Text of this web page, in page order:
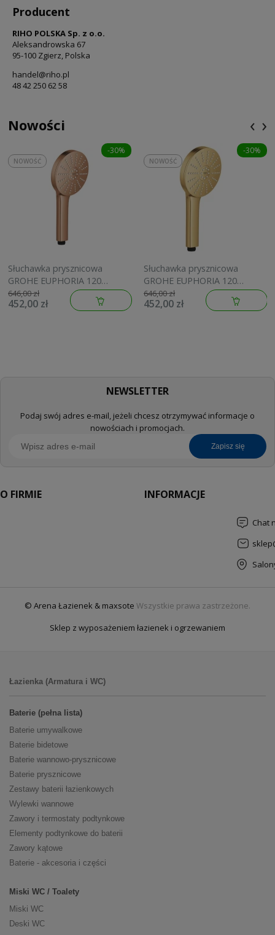
Producent
RIHO POLSKA Sp. z o.o.
Aleksandrowska 67
95-100 Zgierz, Polska
handel@riho.pl
48 42 250 62 58
Nowości
-30%
Słuchawka prysznicowa
GROHE EUPHORIA 120
brushed warm sunset
134883DL00
646,00 zł
452,00 zł
NOWOŚĆ
-30%
Słuchawka prysznicowa
GROHE EUPHORIA 120
brushed cool sunrise
134883GN00
646,00 zł
452,00 zł
NOWOŚĆ
‹ ›
NEWSLETTER
Podaj swój adres e-mail, jeżeli chcesz otrzymywać informacje o
nowościach i promocjach.
zapisz się
O FIRMIE INFORMACJE
Chat
© Arena Łazienek & maxsote Wszystkie prawa zastrzeżone.
Sklep z wyposażeniem łazienek i ogrzewaniem
Łazienka (Armatura i WC)
Baterie (pełna lista)
Baterie umywalkowe
Baterie bidetowe
Baterie wannowo-prysznicowe
Baterie prysznicowe
Zestawy baterii łazienkowych
Wylewki wannowe
Zawory i termostaty podtynkowe
Elementy podtynkowe do baterii
Zawory kątowe
Baterie - akcesoria i części
Miski WC / Toalety
Miski WC
Deski WC